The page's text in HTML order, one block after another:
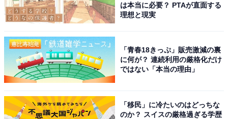
「自然豊かで、住んでいる人も優しいから」（50代
「自然豊かな環境で地域のつながりが強く、落ち着
性／大阪府）
は本当に必要？ PTAが直面する
理想と現実
「青春18きっぷ」販売激減の裏
に何が？ 連続利用の厳格化だけ
ではない「本当の理由」
「移民」に冷たいのはどっちな
のか？ スイスの厳格過ぎる学歴